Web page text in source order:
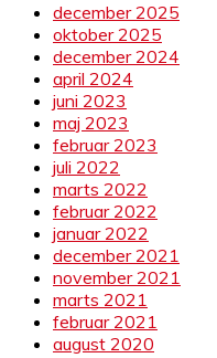
december 2025
oktober 2025
december 2024
april 2024
juni 2023
maj 2023
februar 2023
juli 2022
marts 2022
februar 2022
januar 2022
december 2021
november 2021
marts 2021
februar 2021
august 2020